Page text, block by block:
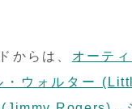
からは、 オーテ
・ウォルター